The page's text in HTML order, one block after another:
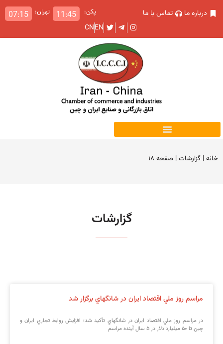
درباره ما تماس با ما پکن: 11:45 تهران: 07:15
EN
CN
خانه| گزارشات| صفحه ۱۸
گزارشات
مراسم روز ملي اقتصاد ايران در شانگهاي برگزار شد
در مراسم روز ملي اقتصاد ايران در شانگهاي تأكيد شد؛ افزايش روابط تجاري ايران و
چين تا ۵۰ ميليارد دلار در ۵ سال آينده مراسم